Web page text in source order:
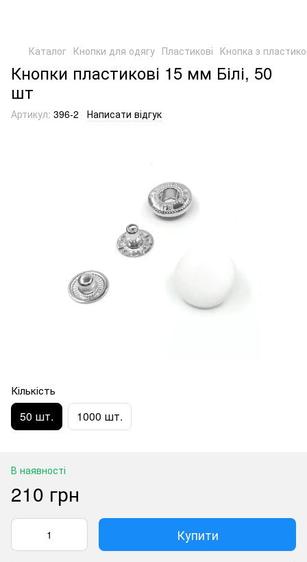
Каталог Кнопки для одягу Пластикові Кнопка з
Кнопки пластикові 15 мм Білі, 50
шт
Артикул: 396-2 Написати відгук
Кількість
50 шт. 1000 шт.
В наявності
210 грн
Купити